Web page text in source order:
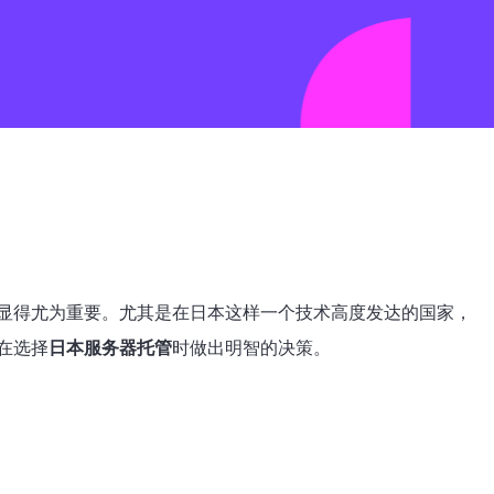
得尤为重要。尤其是在日本这样一个技术高度发达的国家，
选择 日本服务器托管时做出明智的决策。